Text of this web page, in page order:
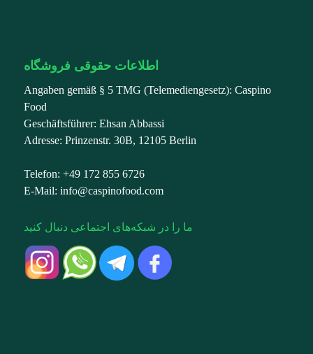
اطلاعات حقوقی فروشگاه
Angaben gemäß § 5 TMG (Telemediengesetz): Caspino
Food
Geschäftsführer: Ehsan Abbassi
Adresse: Prinzenstr. 30B, 12105 Berlin
Telefon: +49 172 855 6726
E-Mail: info@caspinofood.com
ما را در شبکه‌های اجتماعی دنبال کنید